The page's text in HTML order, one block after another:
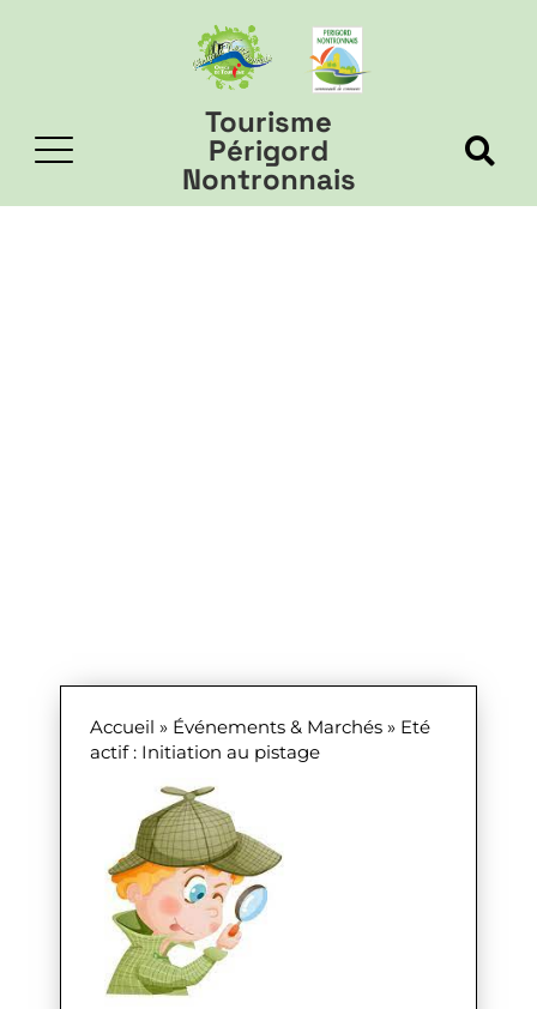
Tourisme
Périgord
Nontronnais
Accueil » Événements & Marchés» Eté
actif : Initiation au pistage